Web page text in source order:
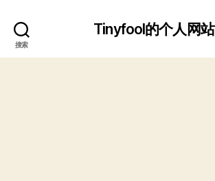
搜索
Tinyfool的个人网站